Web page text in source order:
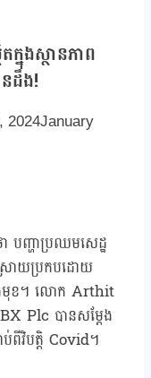
ក្នុងស្ថានភាព
ដឹង!
2024January
បញ្ហាប្រឈមសេដ្ឋ
ស្រាយប្រកបដោយ
ាងមុខ។ លោក Arthit
Plc បានសម្តែង
ប់ពីវិបត្តិ Covid។